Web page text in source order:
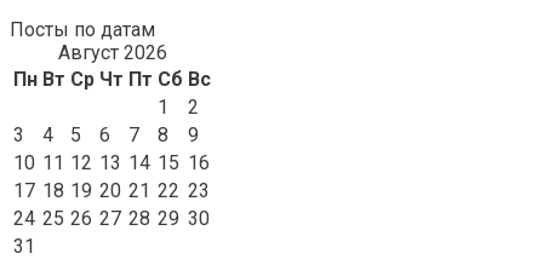
Посты по датам
Август 2026
Пн Вт Ср Чт Пт Сб Вс
1
2
3
4 5 6 7 8
9
10 11 12 13 14 15 16
17 18 19 20 21 22 23
24 25 26 27 28 29 30
31